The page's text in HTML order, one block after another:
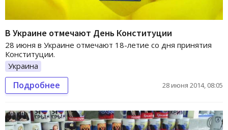
В Украине отмечают День Конституции
28 июня в Украине отмечают 18-летие со дня принятия
Конституции.
Украина
Подробнее 28 июня 2014, 08:05